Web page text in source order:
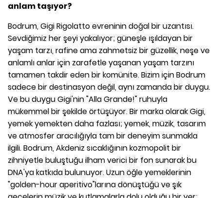
anlam taşıyor?
Bodrum, Gigi Rigolatto evreninin doğal bir uzantısı.
Sevdiğimiz her şeyi yakalıyor; güneşle ışıldayan bir
yaşam tarzı, rafine ama zahmetsiz bir güzellik, neşe ve
anlamlı anlar için zarafetle yaşanan yaşam tarzını
tamamen takdir eden bir komünite. Bizim için Bodrum
sadece bir destinasyon değil, aynı zamanda bir duygu.
Ve bu duygu Gigi'nin "Alla Grande!" ruhuyla
mükemmel bir şekilde örtüşüyor. Bir marka olarak Gigi,
yemek yemekten daha fazlası; yemek, müzik, tasarım
ve atmosfer aracılığıyla tam bir deneyim sunmakla
ilgili. Bodrum, Akdeniz sıcaklığının kozmopolit bir
zihniyetle buluştuğu ilham verici bir fon sunarak bu
DNA'ya katkıda bulunuyor. Uzun öğle yemeklerinin
"golden-hour aperitivo"larına dönüştüğü ve şık